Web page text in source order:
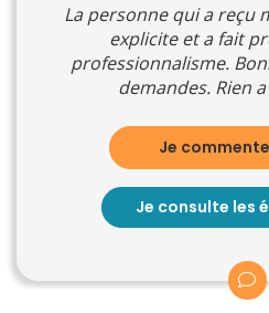
La personne qui a reçu
explicite et a fait
professionnalisme.
demandes. Rien
Je
Je consulte les